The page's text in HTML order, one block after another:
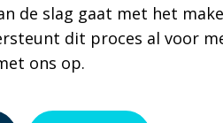
de slag gaat met het
dit proces al voor
ons op.